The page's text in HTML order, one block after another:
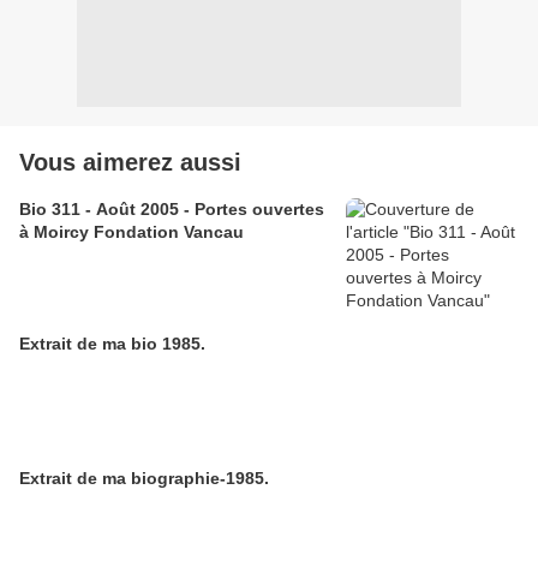
Vous aimerez aussi
Bio 311 - Août 2005 - Portes ouvertes
à Moircy Fondation Vancau
Extrait de ma bio 1985.
Extrait de ma biographie-1985.